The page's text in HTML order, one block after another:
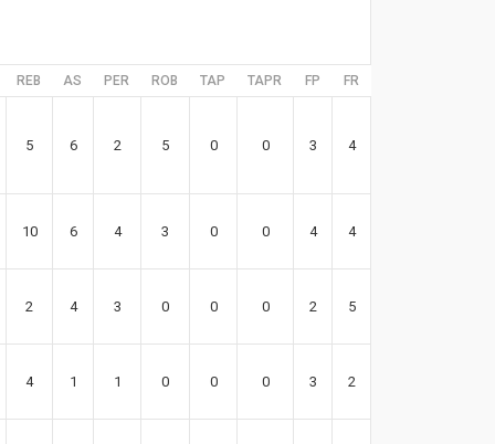
REB AS PER ROB TAP TAPR FP FR
5 6 2 5 0 0 3 4
10 6 4 3 0 0 4 4
2 4 3 0 0 0 2 5
4 1 1 0 0 0 3 2